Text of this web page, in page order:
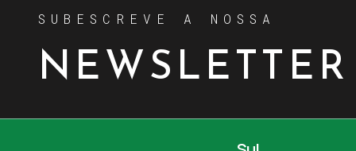
SUBESCREVE A NOSSA
NEWSLETTER